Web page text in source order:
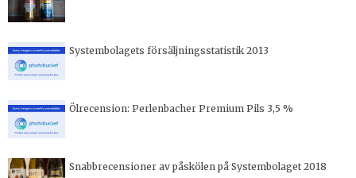
Systembolagets försäljningsstatistik 2013
Ölrecension: Perlenbacher Premium Pils 3,5 %
Snabbrecensioner av påskölen på Systembolaget 2018